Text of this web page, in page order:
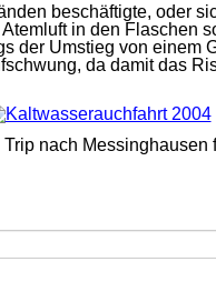
beschäftigte, oder
in den Flaschen
Umstieg von einem
da damit das
nach